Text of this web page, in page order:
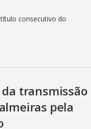
consecutivo do
transmissão
pela